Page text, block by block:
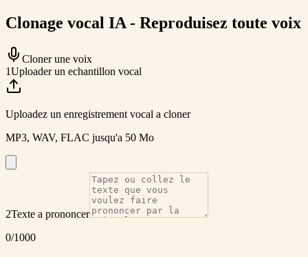
Clonage vocal IA - Reproduisez toute voix
Cloner une voix
1Uploader un echantillon vocal
Uploadez un enregistrement vocal a cloner
MP3, WAV, FLAC jusqu'a 50 Mo
2Texte a prononcer
0/1000